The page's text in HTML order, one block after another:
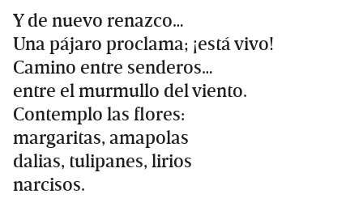
Y de nuevo renazco…
Una pájaro proclama; ¡está vivo!
Camino entre senderos…
entre el murmullo del viento.
Contemplo las flores:
margaritas, amapolas
dalias, tulipanes, lirios
narcisos.